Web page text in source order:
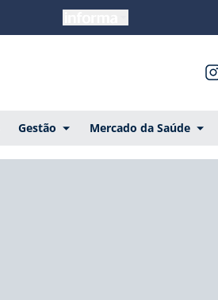
Gestão Mercado da Saúde